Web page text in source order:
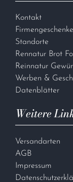
Kontakt
Firmengeschenke
Standorte
Rennatur Brot
Reinnatur
Werben &
Datenblätter
Weitere
Versandarten
AGB
Impressum